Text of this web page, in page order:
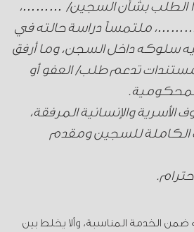
الطلب بشأن السجين/ ………،
ملتمساً دراسة حالته في
سلوكه داخل السجن، وما أرفق
تدعم طلب/ العفو أو
الأسرية والإنسانية المرفقة،
الكاملة للسجين ومقدم
الخدمة المناسبة، وألا يخلط بين